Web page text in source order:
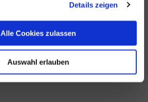
Details zeigen
Alle Cookies zulassen
Auswahl erlauben